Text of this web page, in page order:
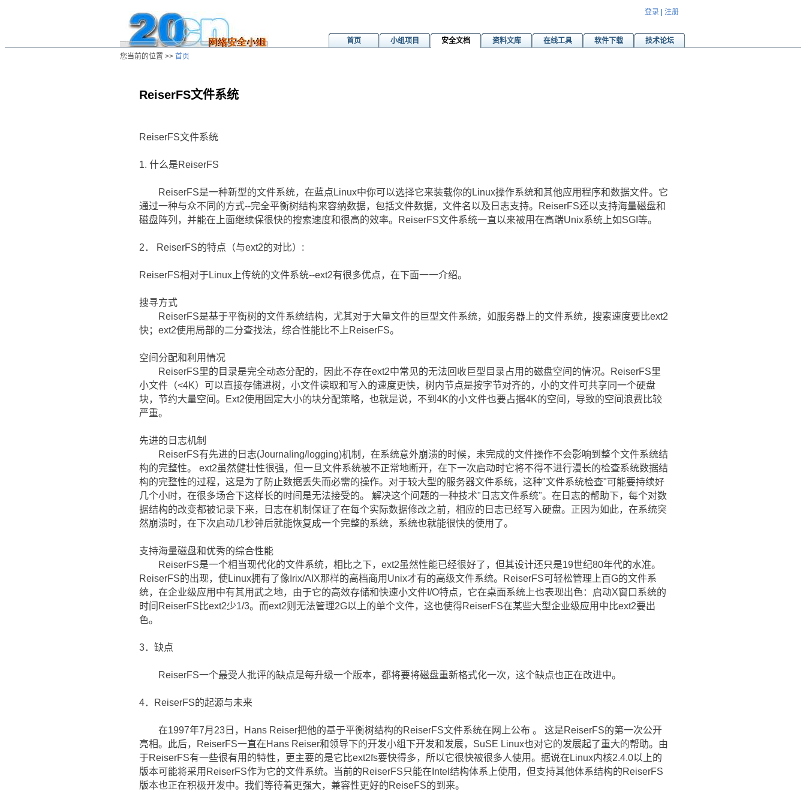
登录 注册
首页 小组项目 安全文档 资料文库 在线工具 软件下载
技术论坛
您当前的位置 >> 首页
ReiserFS文件系统
ReiserFS文件系统
1. 什么是ReiserFS
ReiserFS是一种新型的文件系统，在蓝点Linux中你可以选择它来装载你的Linux操作系统和其他应用程序和数据文件。它
通过一种与众不同的方式--完全平衡树结构来容纳数据，包括文件数据，文件名以及日志支持。ReiserFS还以支持海量磁盘和
磁盘阵列，并能在上面继续保很快的搜索速度和很高的效率。ReiserFS文件系统一直以来被用在高端Unix系统上如SGI等。
2． ReiserFS的特点（与ext2的对比）:
ReiserFS相对于Linux上传统的文件系统--ext2有很多优点，在下面一一介绍。
搜寻方式
ReiserFS是基于平衡树的文件系统结构，尤其对于大量文件的巨型文件系统，如服务器上的文件系统，搜索速度要比ext2
快；ext2使用局部的二分查找法，综合性能比不上ReiserFS。
空间分配和利用情况
ReiserFS里的目录是完全动态分配的，因此不存在ext2中常见的无法回收巨型目录占用的磁盘空间的情况。ReiserFS里
小文件（<4K）可以直接存储进树，小文件读取和写入的速度更快，树内节点是按字节对齐的，小的文件可共享同一个硬盘
块，节约大量空间。Ext2使用固定大小的块分配策略，也就是说，不到4K的小文件也要占据4K的空间，导致的空间浪费比较
严重。
先进的日志机制
ReiserFS有先进的日志(Journaling/logging)机制，在系统意外崩溃的时候，未完成的文件操作不会影响到整个文件系统结
构的完整性。 ext2虽然健壮性很强，但一旦文件系统被不正常地断开，在下一次启动时它将不得不进行漫长的检查系统数据结
构的完整性的过程，这是为了防止数据丢失而必需的操作。对于较大型的服务器文件系统，这种"文件系统检查"可能要持续好
几个小时，在很多场合下这样长的时间是无法接受的。 解决这个问题的一种技术"日志文件系统"。在日志的帮助下，每个对数
据结构的改变都被记录下来，日志在机制保证了在每个实际数据修改之前，相应的日志已经写入硬盘。正因为如此，在系统突
然崩溃时，在下次启动几秒钟后就能恢复成一个完整的系统，系统也就能很快的使用了。
支持海量磁盘和优秀的综合性能
ReiserFS是一个相当现代化的文件系统，相比之下，ext2虽然性能已经很好了，但其设计还只是19世纪80年代的水准。
ReiserFS的出现，使Linux拥有了像Irix/AIX那样的高档商用Unix才有的高级文件系统。ReiserFS可轻松管理上百G的文件系
统，在企业级应用中有其用武之地，由于它的高效存储和快速小文件I/O特点，它在桌面系统上也表现出色：启动X窗口系统的
时间ReiserFS比ext2少1/3。而ext2则无法管理2G以上的单个文件，这也使得ReiserFS在某些大型企业级应用中比ext2要出
色。
3．缺点
ReiserFS一个最受人批评的缺点是每升级一个版本，都将要将磁盘重新格式化一次，这个缺点也正在改进中。
4．ReiserFS的起源与未来
在1997年7月23日，Hans Reiser把他的基于平衡树结构的ReiserFS文件系统在网上公布 。 这是ReiserFS的第一次公开
亮相。此后，ReiserFS一直在Hans Reiser和领导下的开发小组下开发和发展，SuSE Linux也对它的发展起了重大的帮助。由
于ReiserFS有一些很有用的特性，更主要的是它比ext2fs要快得多，所以它很快被很多人使用。据说在Linux内核2.4.0以上的
版本可能将采用ReiserFS作为它的文件系统。当前的ReiserFS只能在Intel结构体系上使用，但支持其他体系结构的ReiserFS
版本也正在积极开发中。我们等待着更强大，兼容性更好的ReiseFS的到来。